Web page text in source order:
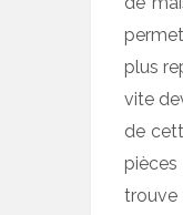
plus
vite
de
pièces
trouve